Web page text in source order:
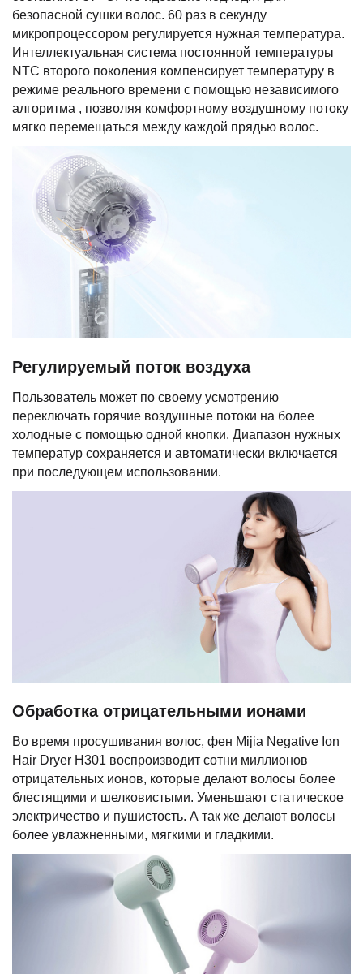
безопасной сушки волос. 60 раз в секунду
микропроцессором регулируется нужная температура.
Интеллектуальная система постоянной температуры
NTC второго поколения компенсирует температуру в
режиме реального времени с помощью независимого
алгоритма , позволяя комфортному воздушному потоку
мягко перемещаться между каждой прядью волос.
Регулируемый поток воздуха
Пользователь может по своему усмотрению
переключать горячие воздушные потоки на более
холодные с помощью одной кнопки. Диапазон нужных
температур сохраняется и автоматически включается
при последующем использовании.
Обработка отрицательными ионами
Во время просушивания волос, фен Mijia Negative Ion
Hair Dryer H301 воспроизводит сотни миллионов
отрицательных ионов, которые делают волосы более
блестящими и шелковистыми. Уменьшают статическое
электричество и пушистость. А так же делают волосы
более увлажненными, мягкими и гладкими.